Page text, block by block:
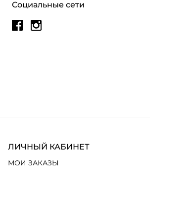
Социальные сети
ЛИЧНЫЙ КАБИНЕТ
МОИ ЗАКАЗЫ